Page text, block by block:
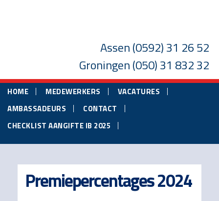
Assen(0592) 31 26 52
Groningen(050) 31 832 32
HOME MEDEWERKERS
VACATURES
AMBASSADEURS
CONTACT
CHECKLIST AANGIFTE IB 2025
Premiepercentages 2024